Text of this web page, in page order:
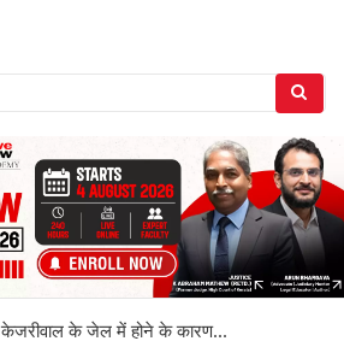
केजरीवाल के जेल में होने के कारण...